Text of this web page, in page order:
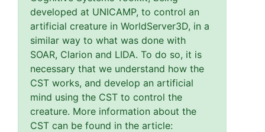
developed at UNICAMP, to control an
artificial creature in WorldServer3D, in a
similar way to what was done with
SOAR, Clarion and LIDA. To do so, it is
necessary that we understand how the
CST works, and develop an artificial
mind using the CST to control the
creature. More information about the
CST can be found in the article: